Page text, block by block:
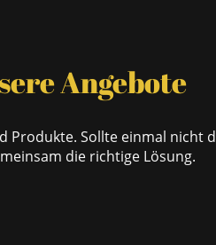
Angebote
Sollte einmal nicht
die richtige Lösung.